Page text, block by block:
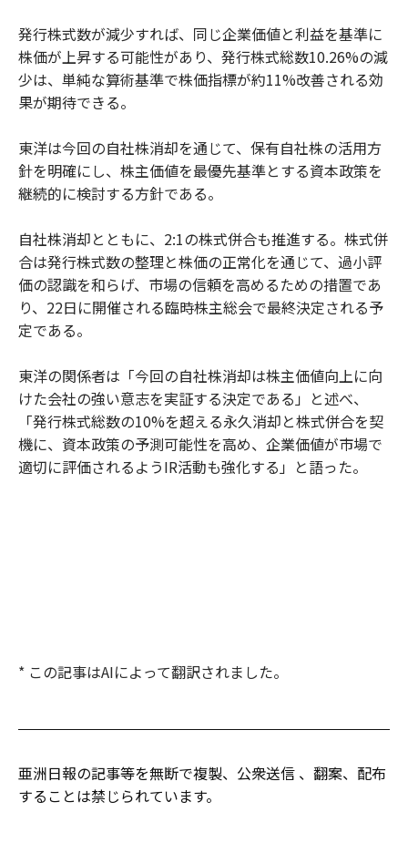
発行株式数が減少すれば、同じ企業価値と利益を基準に
株価が上昇する可能性があり、発行株式総数10.26%の減
少は、単純な算術基準で株価指標が約11%改善される効
果が期待できる。
東洋は今回の自社株消却を通じて、保有自社株の活用方
針を明確にし、株主価値を最優先基準とする資本政策を
継続的に検討する方針である。
自社株消却とともに、2:1の株式併合も推進する。株式併
合は発行株式数の整理と株価の正常化を通じて、過小評
価の認識を和らげ、市場の信頼を高めるための措置であ
り、22日に開催される臨時株主総会で最終決定される予
定である。
東洋の関係者は「今回の自社株消却は株主価値向上に向
けた会社の強い意志を実証する決定である」と述べ、
「発行株式総数の10%を超える永久消却と株式併合を契
機に、資本政策の予測可能性を高め、企業価値が市場で
適切に評価されるようIR活動も強化する」と語った。
* この記事はAIによって翻訳されました。
亜洲日報の記事等を無断で複製、公衆送信 、翻案、配布
することは禁じられています。